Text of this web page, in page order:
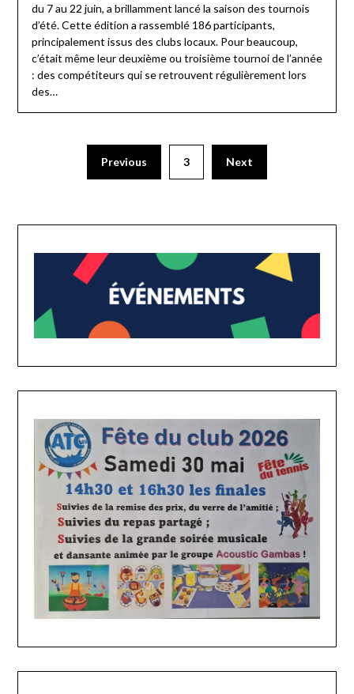
du 7 au 22 juin, a brillamment lancé la saison des tournois
d’été. Cette édition a rassemblé 186 participants,
principalement issus des clubs locaux. Pour beaucoup,
c’était même leur deuxième ou troisième tournoi de l’année
: des compétiteurs qui se retrouvent régulièrement lors
des…
Previous 3 Next